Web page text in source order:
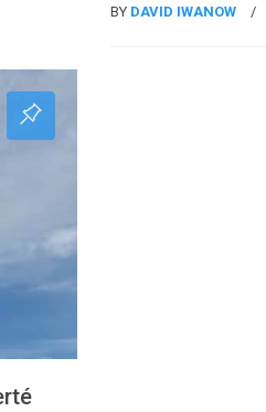
BY DAVID IWANOW